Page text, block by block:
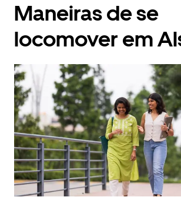
interagir
com
calendário
uma
data.
Pressione
a
tecla
“ESC”
para
fechar
o
calendário.
Maneiras de se
locomover em